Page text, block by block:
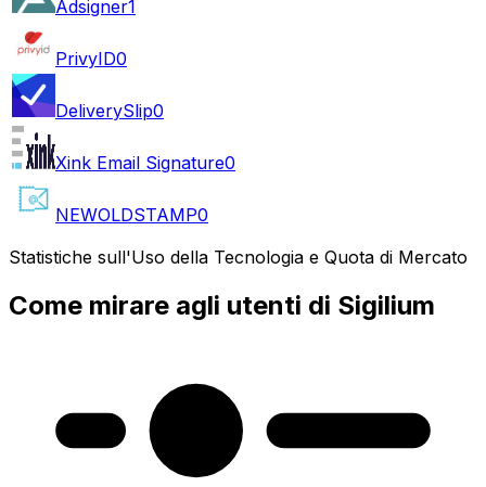
Adsigner1
PrivyID0
DeliverySlip0
Xink Email Signature0
NEWOLDSTAMP0
Statistiche sull'Uso della Tecnologia e Quota di Mercato
Come mirare agli utenti di Sigilium